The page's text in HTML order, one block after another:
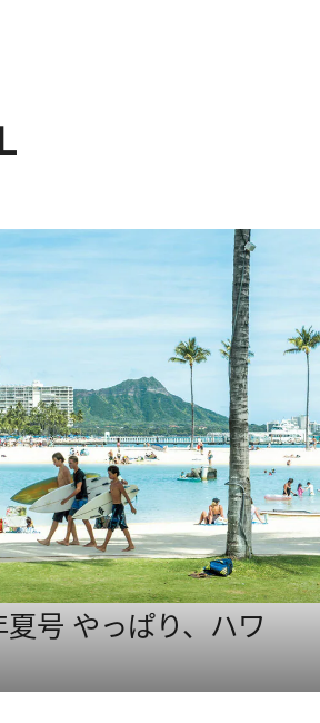
夏号 やっぱり、ハワ